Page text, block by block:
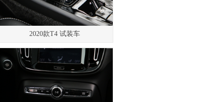
2020款T4 试装车